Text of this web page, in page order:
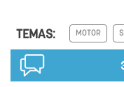
TEMAS: MOTOR